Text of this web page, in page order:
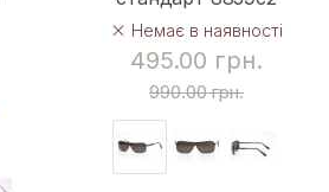
Немає в наявності
495.00 грн.
990.00 грн.